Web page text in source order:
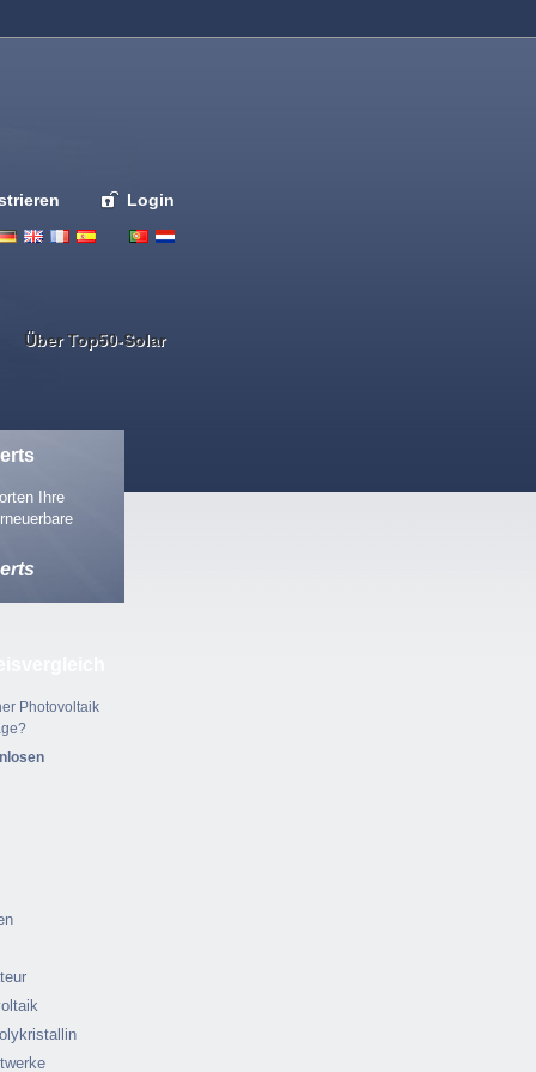
Login
Über Top50-Solar
Ihre
Photovoltaik